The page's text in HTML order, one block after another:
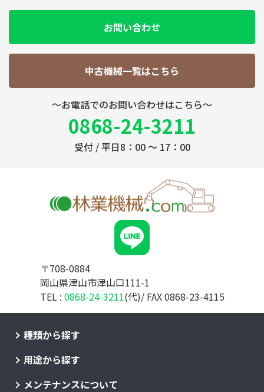
お問い合わせ
中古機械一覧はこちら
～お電話でのお問い合わせはこちら～
0868-24-3211
受付 / 平日8：00 ～ 17：00
〒708-0884
岡山県津山市津山口111-1
TEL : 0868-24-3211(代)/ FAX 0868-23-4115
種類から探す
用途から探す
メンテナンスについて